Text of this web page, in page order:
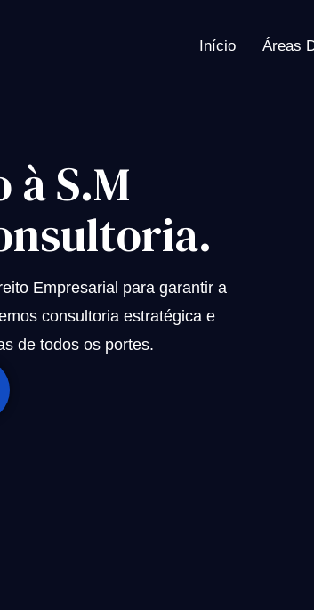
Início Áreas
à S.M
Empresarial para garantir a
consultoria estratégica e
de todos os portes.